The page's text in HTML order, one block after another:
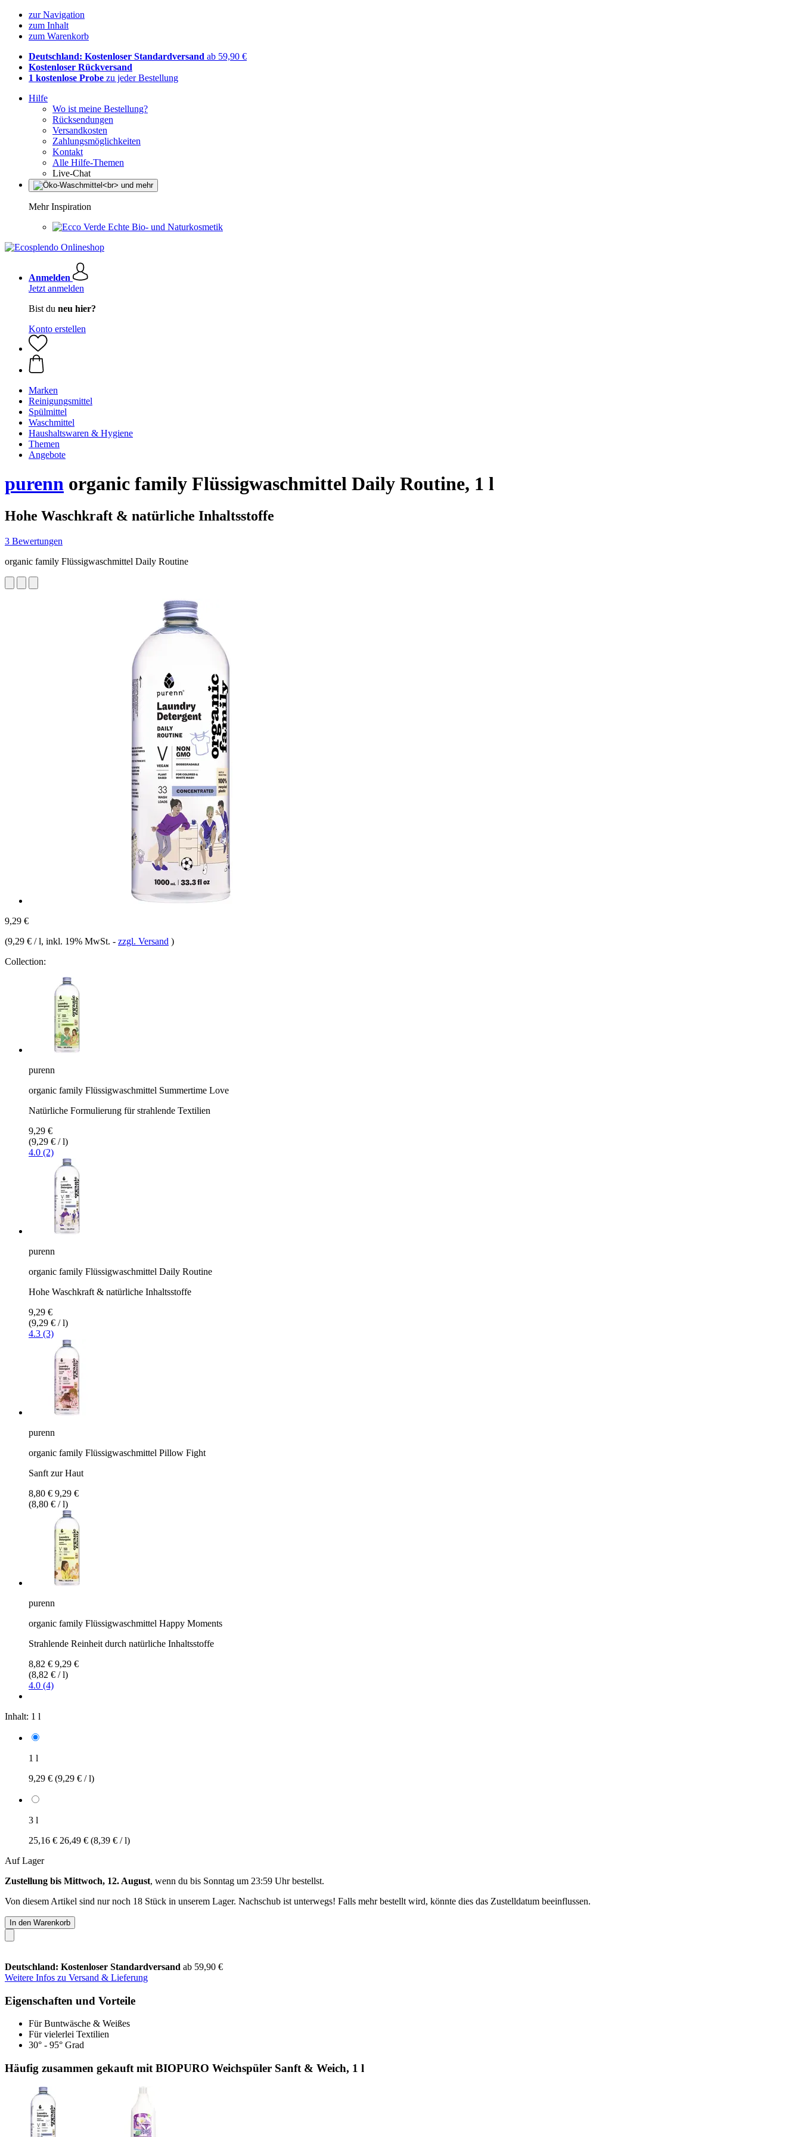
zur Navigation
zum Inhalt
zum Warenkorb
Deutschland: Kostenloser Standardversand ab 59,90 €
Kostenloser Rückversand
1 kostenlose Probe zu jeder Bestellung
Hilfe
Wo ist meine Bestellung?
Rücksendungen
Versandkosten
Zahlungsmöglichkeiten
Kontakt
Alle Hilfe-Themen
Live-Chat
Mehr Inspiration
Echte Bio- und Naturkosmetik
Anmelden
Jetzt anmelden
Bist du neu hier?
Konto erstellen
Marken
Reinigungsmittel
Spülmittel
Waschmittel
Haushaltswaren & Hygiene
Themen
Angebote
purenn organic family Flüssigwaschmittel Daily Routine, 1 l
Hohe Waschkraft & natürliche Inhaltsstoffe
3 Bewertungen
organic family Flüssigwaschmittel Daily Routine
9,29 €
(9,29 € / l, inkl. 19% MwSt. - zzgl. Versand )
Collection:
purenn
organic family Flüssigwaschmittel Summertime Love
Natürliche Formulierung für strahlende Textilien
9,29 €
(9,29 € / l)
4.0 (2)
purenn
organic family Flüssigwaschmittel Daily Routine
Hohe Waschkraft & natürliche Inhaltsstoffe
9,29 €
(9,29 € / l)
4.3 (3)
purenn
organic family Flüssigwaschmittel Pillow Fight
Sanft zur Haut
8,80 € 9,29 €
(8,80 € / l)
purenn
organic family Flüssigwaschmittel Happy Moments
Strahlende Reinheit durch natürliche Inhaltsstoffe
8,82 € 9,29 €
(8,82 € / l)
4.0 (4)
Inhalt: 1 l
1 l
9,29 € (9,29 € / l)
3 l
25,16 € 26,49 € (8,39 € / l)
Auf Lager
Zustellung bis Mittwoch, 12. August, wenn du bis Sonntag um 23:59 Uhrbestellst.
Von diesem Artikel sind nur noch 18 Stück in unserem Lager. Nachschub ist unterwegs! Falls mehr bestellt wird, könnte dies das Zustelldatum beeinflussen.
In den Warenkorb
Deutschland: Kostenloser Standardversand ab 59,90 €
Weitere Infos zu Versand & Lieferung
Eigenschaften und Vorteile
Für Buntwäsche & Weißes
Für vielerlei Textilien
30° - 95° Grad
Häufig zusammen gekauft mit BIOPURO Weichspüler Sanft & Weich, 1 l